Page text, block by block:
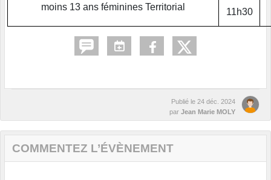
moins 13 ans féminines Territorial 11h30
Publié le 24 déc. 2024
par Jean Marie MOLY
COMMENTEZ L’ÉVÈNEMENT